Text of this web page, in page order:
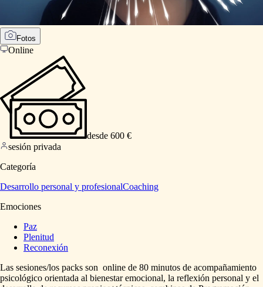
Fotos
Online
desde 600 €
sesión privada
Categoría
Desarrollo personal y profesionalCoaching
Emociones
Paz
Plenitud
Reconexión
Las sesiones​/​los packs son online de 80 minutos de acompañamiento
psicológico orientada al bienestar emocional, la reflexión personal y el